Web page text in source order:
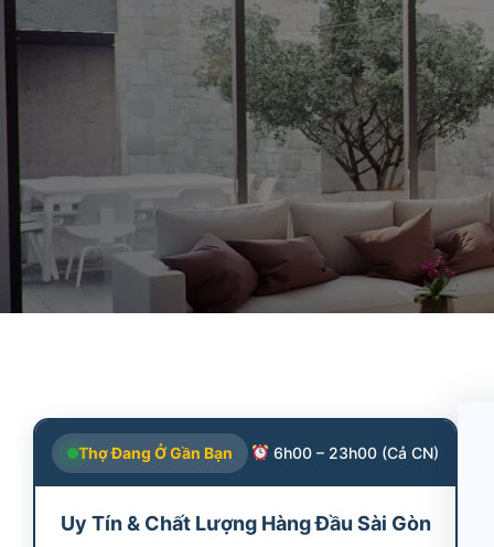
Thợ Đang Ở Gần Bạn 6h00 – 23h00 (Cả CN)
Uy Tín & Chất Lượng Hàng Đầu Sài Gòn